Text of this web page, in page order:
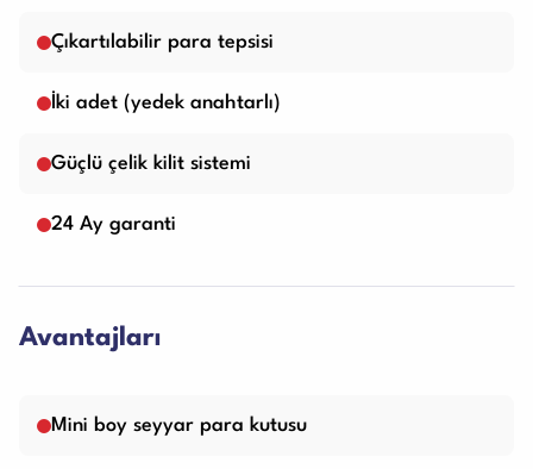
Çıkartılabilir para tepsisi
İki adet (yedek anahtarlı)
Güçlü çelik kilit sistemi
24 Ay garanti
Avantajları
Mini boy seyyar para kutusu